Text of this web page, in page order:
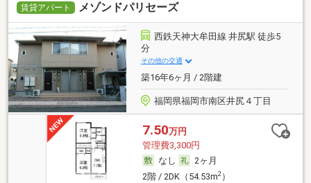
賃貸アパート メゾンドパリセーズ
西鉄天神大牟田線 井尻駅 徒歩5
分
その他の交通
築16年6ヶ月 / 2階建
福岡県福岡市南区井尻４丁目
7.50万円
管理費3,300円
なし
2ヶ月
2階 / 2DK（54.53m2）